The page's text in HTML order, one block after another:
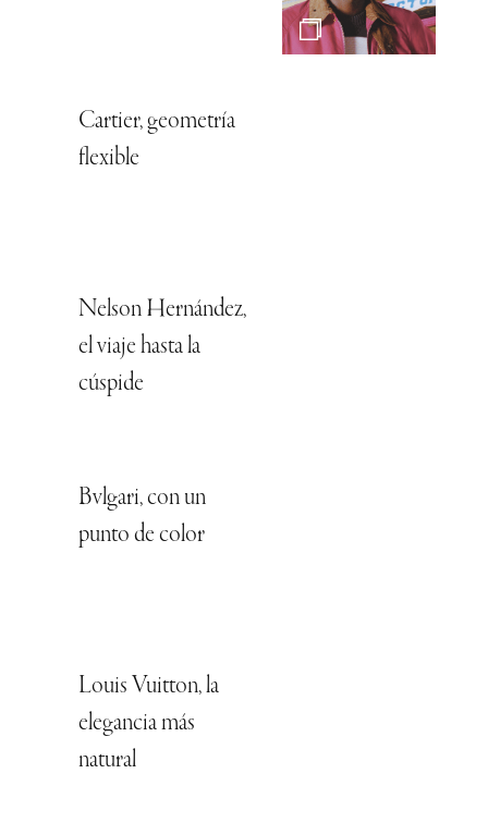
Cartier, geometría
flexible
Nelson Hernández,
el viaje hasta la
cúspide
Bvlgari, con un
punto de color
Louis Vuitton, la
elegancia más
natural